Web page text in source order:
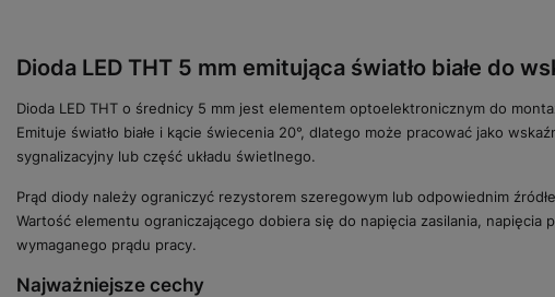
Dioda LED THT 5 mm emitująca światło białe do
Dioda LED THT o średnicy 5 mm jest elementem optoelektronicznym do
Emituje światło białe i kącie świecenia 20°, dlatego może pracować jako
sygnalizacyjny lub część układu świetlnego.
Prąd diody należy ograniczyć rezystorem szeregowym lub odpowiednim
Wartość elementu ograniczającego dobiera się do napięcia zasilania, napięcia
wymaganego prądu pracy.
Najważniejsze cechy